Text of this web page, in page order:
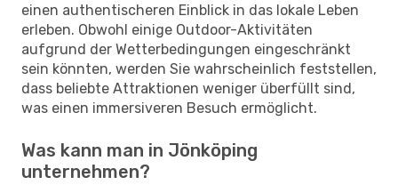
einen authentischeren Einblick in das lokale Leben
erleben. Obwohl einige Outdoor-Aktivitäten
aufgrund der Wetterbedingungen eingeschränkt
sein könnten, werden Sie wahrscheinlich feststellen,
dass beliebte Attraktionen weniger überfüllt sind,
was einen immersiveren Besuch ermöglicht.
Was kann man in Jönköping
unternehmen?